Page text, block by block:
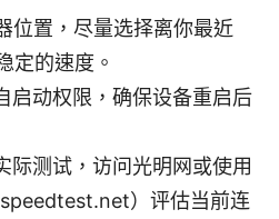
位置，尽量选择离你最近
定的速度。
启动权限，确保设备重启后
际测试，访问光明网或使用
）评估当前连